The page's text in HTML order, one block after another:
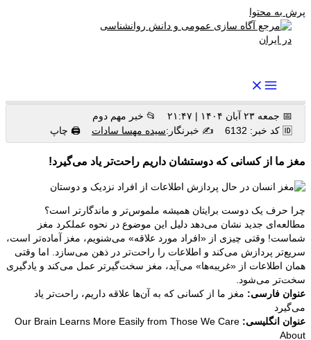
پرش به محتوا
📅 جمعه ۲۳ آبان ۱۴۰۴ | ۲۱:۴۷
📂 خبر مهم دوم
🆔 کد خبر: 6132
✍️ خبرنگار:سیده مهسا سادات 🖨 چاپ
مغز ما از کسانی که دوستشان داریم راحت‌تر یاد می‌گیرد!
چرا حرف یک دوست برایتان همیشه ملموس‌تر و ماندگارتر است؟
مطالعه‌ای جدید نشان می‌دهد دلیل این موضوع در نحوه عملکرد مغز
شماست! وقتی چیزی از «افراد مورد علاقه» می‌شنویم، مغز آماده‌تر است،
سریع‌تر پردازش می‌کند و اطلاعات را راحت‌تر در ذهن می‌سازد. اما وقتی
همان اطلاعات از «غریبه‌ها» می‌آید، مغز سخت‌گیرتر عمل می‌کند و یادگیری
سخت‌تر می‌شود.
عنوان فارسی: مغز ما از کسانی که به آن‌ها علاقه داریم، راحت‌تر یاد
می‌گیرد
عنوان انگلیسی: Our Brain Learns More Easily from Those We Care
About